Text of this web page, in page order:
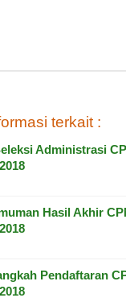
terkait :
Administrasi
Hasil Akhir
Pendaftaran